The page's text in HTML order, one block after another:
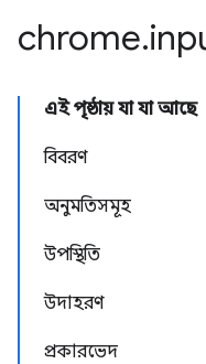
chrome.
এই পৃষ্ঠায় যা যা আছে
বিবরণ
অনুমতিসমূহ
উপস্থিতি
উদাহরণ
প্রকারভেদ